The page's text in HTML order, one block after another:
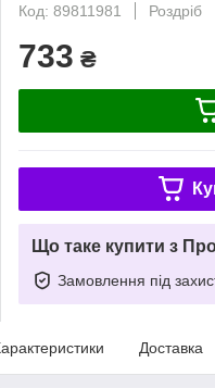
Код: 89811981
Роздріб
733 ₴
Що таке купити з
Замовлення під
Доставка